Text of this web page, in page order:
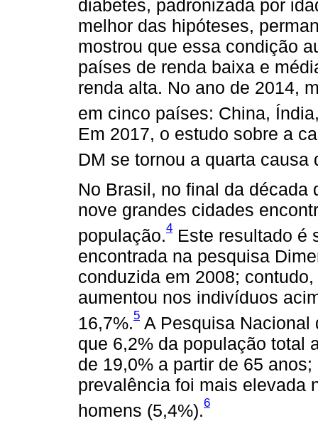
diabetes, padronizada por
melhor das hipóteses,
mostrou que essa condição
países de renda baixa e
renda alta. No ano de 2014,
em cinco países: China,
Em 2017, o estudo sobre a
DM se tornou a quarta
No Brasil, no final da década
nove grandes cidades
população.4 Este resultado é
encontrada na pesquisa
conduzida em 2008;
aumentou nos indivíduos
16,7%.5 A Pesquisa Nacional
que 6,2% da população total
de 19,0% a partir de 65
prevalência foi mais elevada
homens (5,4%).6